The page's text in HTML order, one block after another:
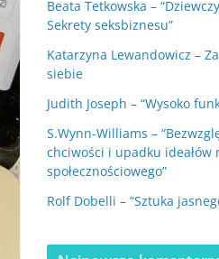
Beata Tetkowska –
Sekrety seksbiznesu”
Katarzyna Lewandowicz –
siebie
Judith Joseph – “Wysoko
S.Wynn-Williams –
chciwości i upadku ideałów
społecznościowego”
Rolf Dobelli – “Sztuka